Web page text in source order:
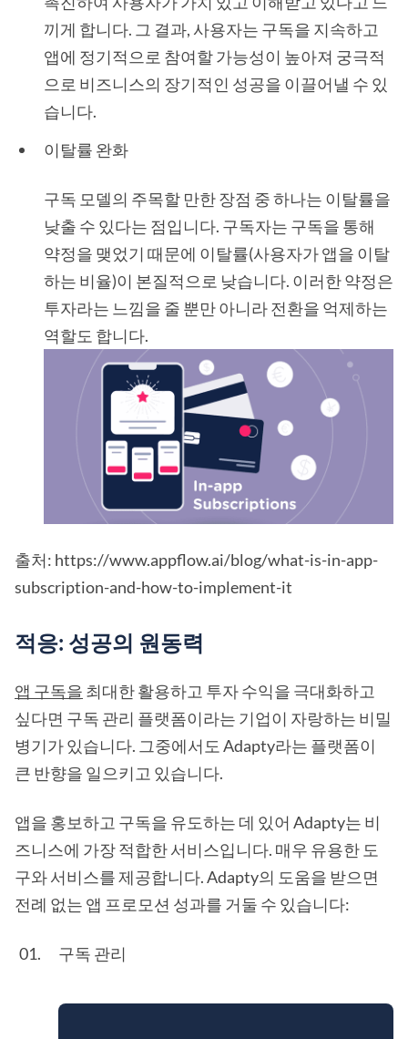
끼게 합니다. 그 결과, 사용자는 구독을 지속하고
앱에 정기적으로 참여할 가능성이 높아져 궁극적
으로 비즈니스의 장기적인 성공을 이끌어낼 수 있
습니다.
이탈률 완화
구독 모델의 주목할 만한 장점 중 하나는 이탈률을
낮출 수 있다는 점입니다. 구독자는 구독을 통해
약정을 맺었기 때문에 이탈률(사용자가 앱을 이탈
하는 비율)이 본질적으로 낮습니다. 이러한 약정은
투자라는 느낌을 줄 뿐만 아니라 전환을 억제하는
역할도 합니다.
출처: https://www.appflow.ai/blog/what-is-in-app-
subscription-and-how-to-implement-it
적응: 성공의 원동력
앱 구독을 최대한 활용하고 투자 수익을 극대화하고
싶다면 구독 관리 플랫폼이라는 기업이 자랑하는 비밀
병기가 있습니다. 그중에서도 Adapty라는 플랫폼이
큰 반향을 일으키고 있습니다.
앱을 홍보하고 구독을 유도하는 데 있어 Adapty는 비
즈니스에 가장 적합한 서비스입니다. 매우 유용한 도
구와 서비스를 제공합니다. Adapty의 도움을 받으면
전례 없는 앱 프로모션 성과를 거둘 수 있습니다:
구독 관리